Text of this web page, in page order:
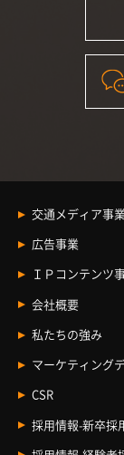
交通メディア事業
交通メディア
イベントスペ
デジタルサイ
広告事業
広告事業 Index
エリアマーケ
BtoCコミュニ
ＩＰコンテンツ
ＩＰコンテン
レントレ
会社概要
企業情報
私たちのビジ
私たちの強み
マーケティング
CSR
新卒採用
採用情報-新卒採